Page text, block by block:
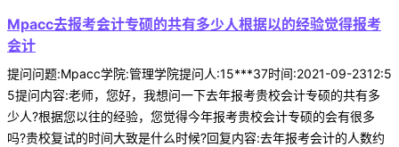
Mpacc去报考会计专硕的共有多少人根据以的经验觉得报考
会计
提问问题:Mpacc学院:管理学院提问人:15***37时间:2021-09-2312:5
5提问内容:老师，您好，我想问一下去年报考贵校会计专硕的共有多
少人?根据您以往的经验，您觉得今年报考贵校会计专硕的会有很多
吗?贵校复试的时间大致是什么时候?回复内容:去年报考会计的人数约